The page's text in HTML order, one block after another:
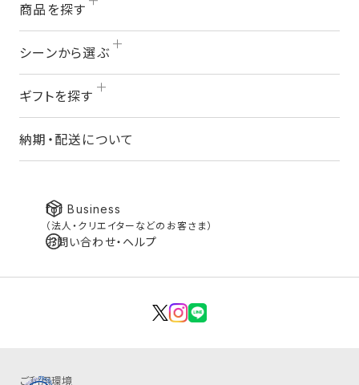
商品を探す
シーンから選ぶ
ギフトを探す
納期・配送について
for Business
（法人・クリエイターなどのお客さま）
お問い合わせ・ヘルプ
ご利用環境